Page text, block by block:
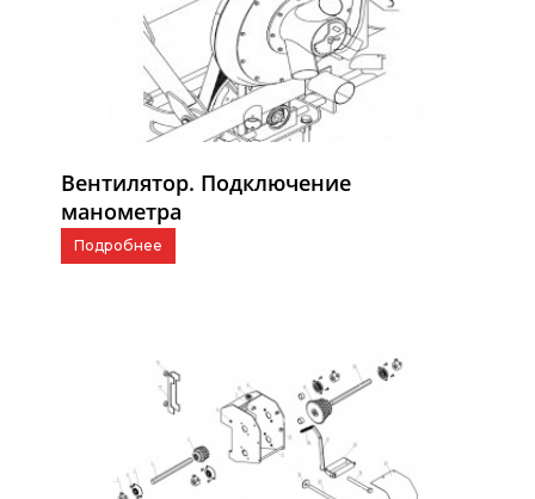
Вентилятор. Подключение
манометра
Подробнее